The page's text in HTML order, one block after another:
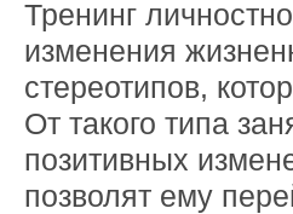
Тренинг
изменения
стереотипов,
От такого типа
позитивных
позволят ему